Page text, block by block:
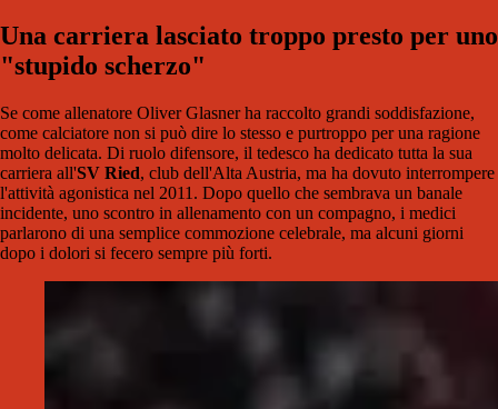
Una carriera lasciato troppo presto per uno
"stupido scherzo"
Se come allenatore Oliver Glasner ha raccolto grandi soddisfazione,
come calciatore non si può dire lo stesso e purtroppo per una ragione
molto delicata. Di ruolo difensore, il tedesco ha dedicato tutta la sua
carriera all'SV Ried, club dell'Alta Austria, ma ha dovuto interrompere
l'attività agonistica nel 2011. Dopo quello che sembrava un banale
incidente, uno scontro in allenamento con un compagno, i medici
parlarono di una semplice commozione celebrale, ma alcuni giorni
dopo i dolori si fecero sempre più forti.